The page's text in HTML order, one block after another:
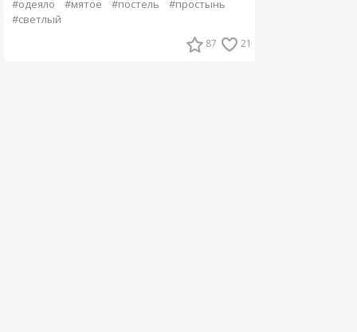
#одеяло #мятое #постель
#простынь
#светлый
87 21